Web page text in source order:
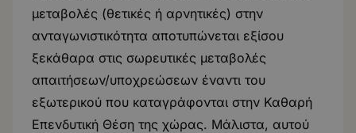
μεταβολές (θετικές ή αρνητικές) στην
ανταγωνιστικότητα αποτυπώνεται εξίσου
ξεκάθαρα στις σωρευτικές μεταβολές
απαιτήσεων/υποχρεώσεων έναντι του
εξωτερικού που καταγράφονται στην Καθαρή
Επενδυτική Θέση της χώρας. Μάλιστα, αυτού